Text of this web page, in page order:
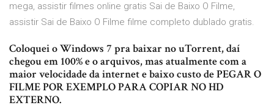
mega, assistir filmes online gratis Sai de Baixo O Filme,
assistir Sai de Baixo O Filme filme completo dublado gratis.
Coloquei o Windows 7 pra baixar no uTorrent, daí
chegou em 100% e o arquivos, mas atualmente com a
maior velocidade da internet e baixo custo de PEGAR O
FILME POR EXEMPLO PARA COPIAR NO HD
EXTERNO.